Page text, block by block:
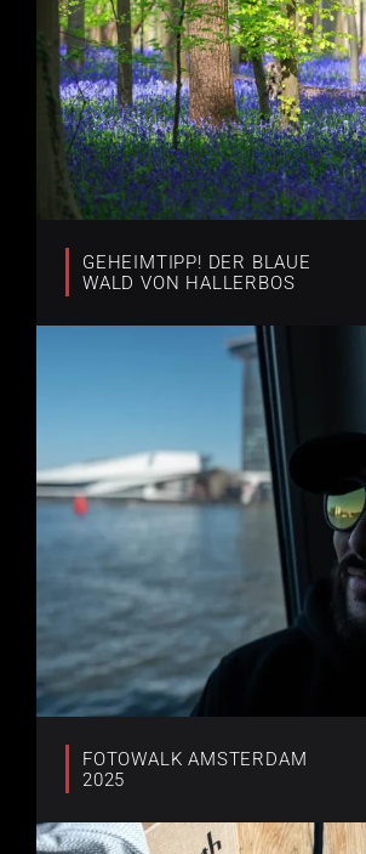
GEHEIMTIPP! DER BLAUE
WALD VON HALLERBOS
FOTOWALK AMSTERDAM
2025